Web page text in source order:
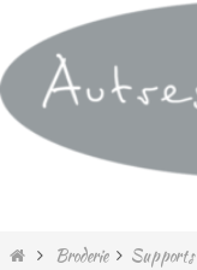
vers
le
contenu
HomeBroderie Supports